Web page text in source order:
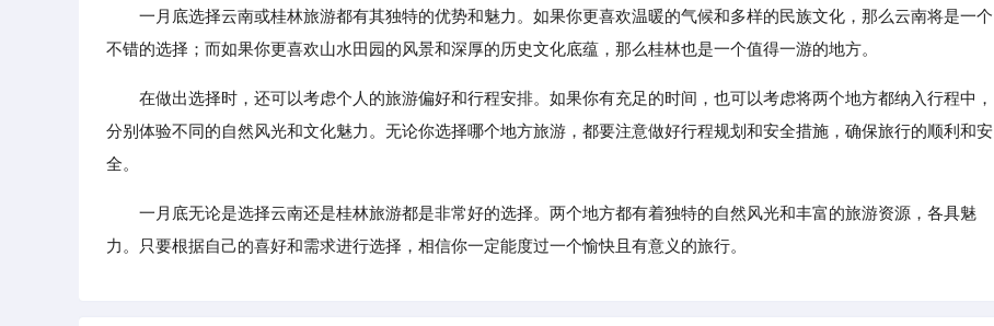
一月底选择云南或桂林旅游都有其独特的优势和魅力。如果你更喜欢温暖的气候和多样的民族文化，那么云南将是一个
不错的选择；而如果你更喜欢山水田园的风景和深厚的历史文化底蕴，那么桂林也是一个值得一游的地方。
在做出选择时，还可以考虑个人的旅游偏好和行程安排。如果你有充足的时间，也可以考虑将两个地方都纳入行程中，
分别体验不同的自然风光和文化魅力。无论你选择哪个地方旅游，都要注意做好行程规划和安全措施，确保旅行的顺利和安
全。
一月底无论是选择云南还是桂林旅游都是非常好的选择。两个地方都有着独特的自然风光和丰富的旅游资源，各具魅
力。只要根据自己的喜好和需求进行选择，相信你一定能度过一个愉快且有意义的旅行。